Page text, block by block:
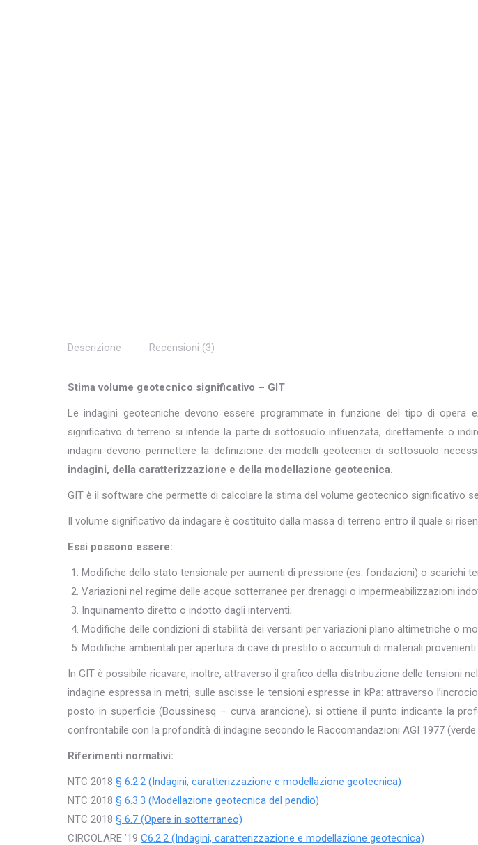
Descrizione Recensioni (3)
Stima volume geotecnico significativo – GIT
Le indagini geotecniche devono essere programmate in funzione del tipo di opera
significativo di terreno si intende la parte di sottosuolo influenzata, direttamente o
indagini devono permettere la definizione dei modelli geotecnici di sottosuolo
indagini, della caratterizzazione e della modellazione geotecnica.
GIT è il software che permette di calcolare la stima del volume geotecnico significativo
Il volume significativo da indagare è costituito dalla massa di terreno entro il quale si
Essi possono essere:
Modifiche dello stato tensionale per aumenti di pressione (es. fondazioni) o scarichi
Variazioni nel regime delle acque sotterranee per drenaggi o impermeabilizzazioni
Inquinamento diretto o indotto dagli interventi;
Modifiche delle condizioni di stabilità dei versanti per variazioni plano altimetriche o
Modifiche ambientali per apertura di cave di prestito o accumuli di materiali provenienti
In GIT è possibile ricavare, inoltre, attraverso il grafico della distribuzione delle tensioni
indagine espressa in metri, sulle ascisse le tensioni espresse in kPa: attraverso
posto in superficie (Boussinesq – curva arancione), si ottiene il punto indicante la
confrontabile con la profondità di indagine secondo le Raccomandazioni AGI 1977
Riferimenti normativi:
NTC 2018 § 6.2.2 (Indagini, caratterizzazione e modellazione geotecnica)
NTC 2018 § 6.3.3 (Modellazione geotecnica del pendio)
NTC 2018 § 6.7 (Opere in sotterraneo)
CIRCOLARE ’19 C6.2.2 (Indagini, caratterizzazione e modellazione geotecnica)